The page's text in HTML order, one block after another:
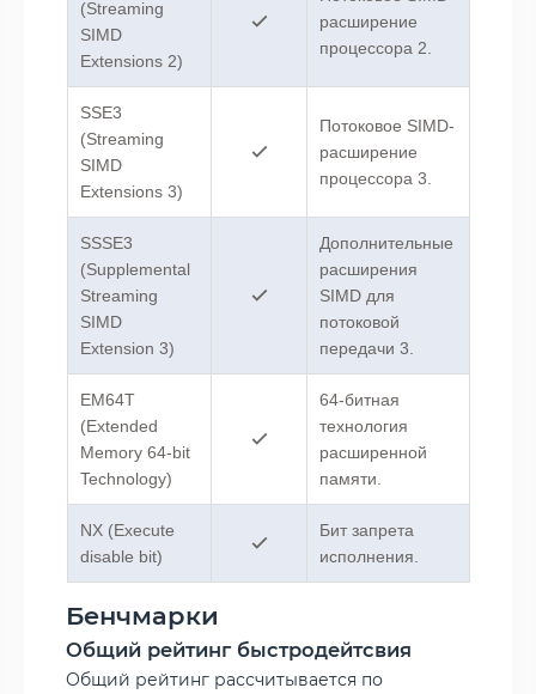
(Streaming
SIMD
Extensions 2)
расширение
процессора 2.
SSE3
(Streaming
SIMD
Extensions 3)
Потоковое SIMD-
расширение
процессора 3.
SSSE3
(Supplemental
Streaming
SIMD
Extension 3)
Дополнительные
расширения
SIMD для
потоковой
передачи 3.
EM64T
(Extended
Memory 64-bit
Technology)
64-битная
технология
расширенной
памяти.
NX (Execute
disable bit)
Бит запрета
исполнения.
Бенчмарки
Общий рейтинг быстродейтсвия
Общий рейтинг рассчитывается по